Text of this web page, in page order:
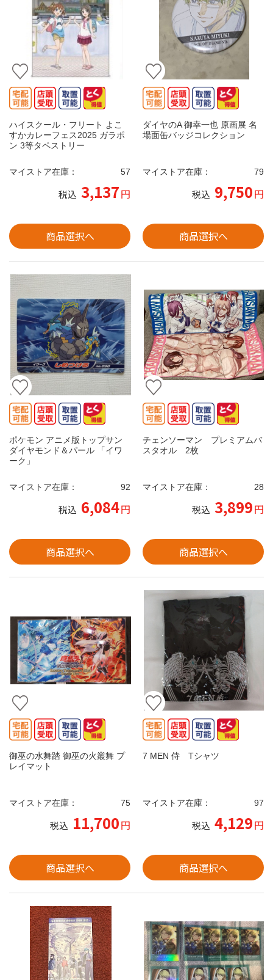
ハイスクール・フリート よこ
すかカレーフェス2025 ガラポ
ン 3等タペストリー
マイストア在庫： 57
税込 3,137円
商品選択へ
ダイヤのA 御幸一也 原画展 名
場面缶バッジコレクション
マイストア在庫： 79
税込 9,750円
商品選択へ
ポケモン アニメ版トップサン
ダイヤモンド＆パール 「イワ
ーク」
マイストア在庫： 92
税込 6,084円
商品選択へ
チェンソーマン プレミアムバ
スタオル 2枚
マイストア在庫： 28
税込 3,899円
商品選択へ
御巫の水舞踏 御巫の火叢舞 プ
レイマット
マイストア在庫： 75
税込 11,700円
商品選択へ
7 MEN 侍 Tシャツ
マイストア在庫： 97
税込 4,129円
商品選択へ